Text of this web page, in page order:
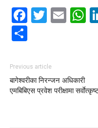
Previous article
बागेश्वरीका निरन्जन अधिकारी
एमबिबिएस प्रवेश परीक्षामा